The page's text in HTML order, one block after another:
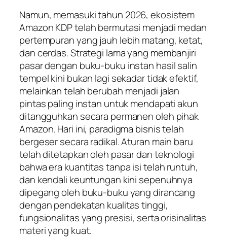
Namun, memasuki tahun 2026, ekosistem
Amazon KDP telah bermutasi menjadi medan
pertempuran yang jauh lebih matang, ketat,
dan cerdas. Strategi lama yang membanjiri
pasar dengan buku-buku instan hasil salin
tempel kini bukan lagi sekadar tidak efektif,
melainkan telah berubah menjadi jalan
pintas paling instan untuk mendapati akun
ditangguhkan secara permanen oleh pihak
Amazon. Hari ini, paradigma bisnis telah
bergeser secara radikal. Aturan main baru
telah ditetapkan oleh pasar dan teknologi
bahwa era kuantitas tanpa isi telah runtuh,
dan kendali keuntungan kini sepenuhnya
dipegang oleh buku-buku yang dirancang
dengan pendekatan kualitas tinggi,
fungsionalitas yang presisi, serta orisinalitas
materi yang kuat.